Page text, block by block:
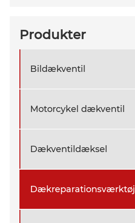
Produkter
Bildækventil
Motorcykel dækventil
Dækventildæksel
Dækreparationsværktøj